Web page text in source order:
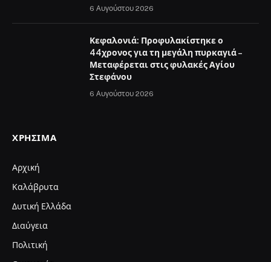
6 Αυγούστου 2026
Κεφαλονιά: Προφυλακίστηκε ο
44χρονος για τη μεγάλη πυρκαγιά –
Μεταφέρεται στις φυλακές Αγίου
Στεφάνου
6 Αυγούστου 2026
ΧΡΉΣΙΜΑ
Αρχική
Καλάβρυτα
Δυτική Ελλάδα
Διαύγεια
Πολιτική